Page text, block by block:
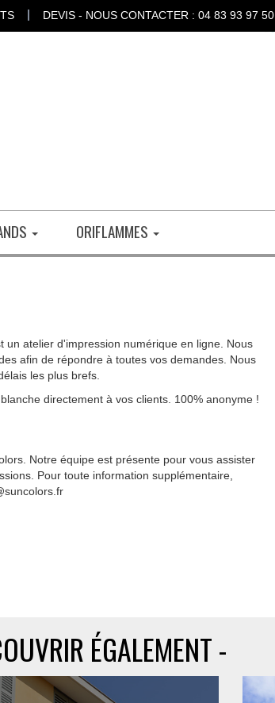
DEVIS - NOUS CONTACTER : 04 83 93 97 50
ORIFLAMMES
un atelier d'impression numérique en ligne. Nous
afin de répondre à toutes vos demandes. Nous
les plus brefs.
directement à vos clients. 100% anonyme !
Notre équipe est présente pour vous assister
Pour toute information supplémentaire,
ÉGALEMENT -